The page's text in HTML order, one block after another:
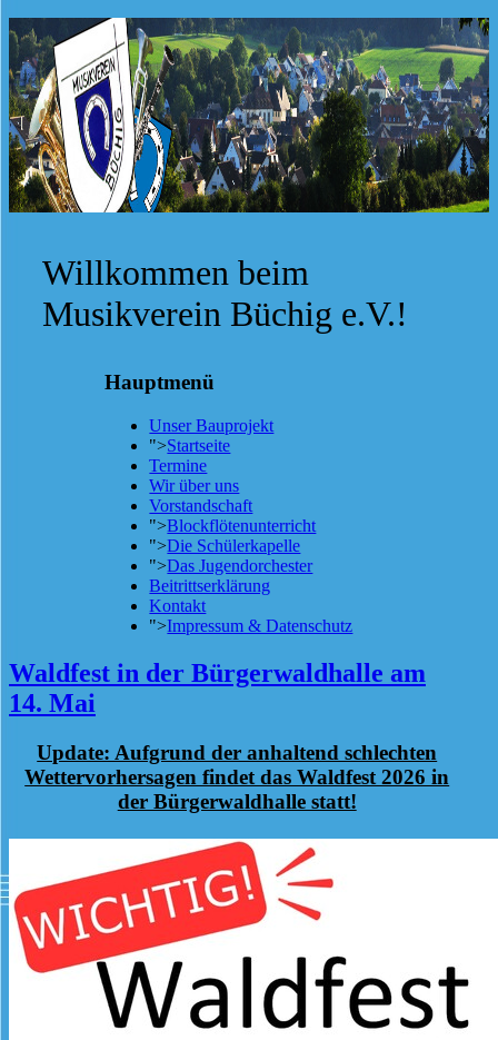
Willkommen beim
Musikverein Büchig e.V.!
Hauptmenü
Unser Bauprojekt
">Startseite
Termine
Wir über uns
Vorstandschaft
">Blockflötenunterricht
">Die Schülerkapelle
">Das Jugendorchester
Beitrittserklärung
Kontakt
">Impressum & Datenschutz
Waldfest in der Bürgerwaldhalle am
14. Mai
Update: Aufgrund der anhaltend schlechten
Wettervorhersagen findet das Waldfest 2026 in
der Bürgerwaldhalle statt!